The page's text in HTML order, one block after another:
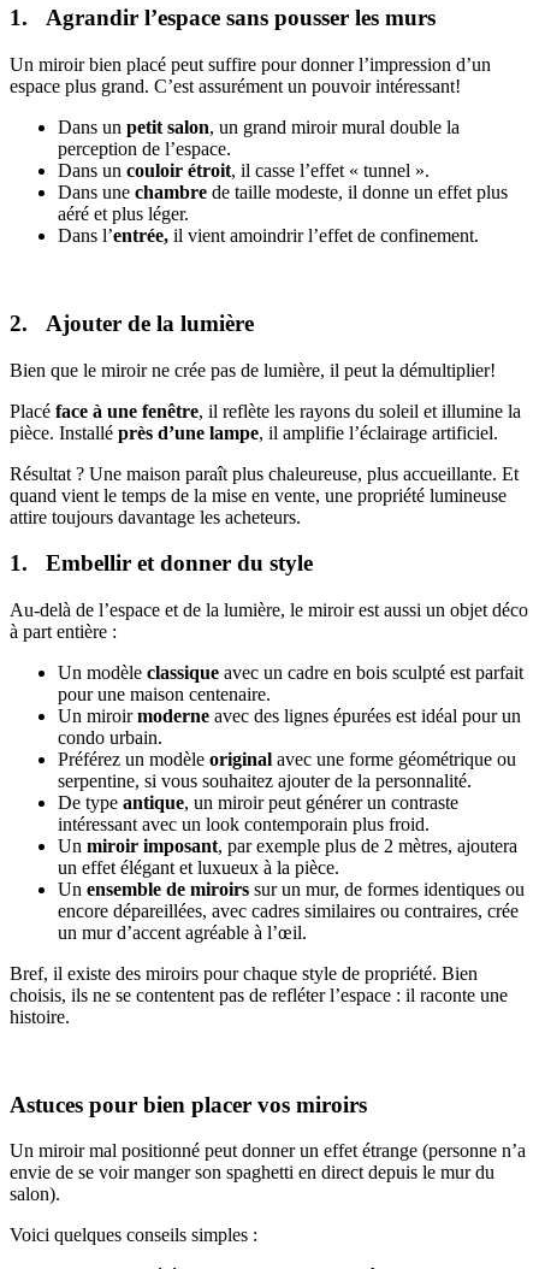
1. Agrandir l’espace sans pousser les murs
Un miroir bien placé peut suffire pour donner l’impression d’un
espace plus grand. C’est assurément un pouvoir intéressant!
Dans un petit salon, un grand miroir mural double la
perception de l’espace.
Dans un couloir étroit, il casse l’effet « tunnel ».
Dans une chambre de taille modeste, il donne un effet plus
aéré et plus léger.
Dans l’entrée, il vient amoindrir l’effet de confinement.
2. Ajouter de la lumière
Bien que le miroir ne crée pas de lumière, il peut la démultiplier!
Placé face à une fenêtre, il reflète les rayons du soleil et illumine la
pièce. Installé près d’une lampe, il amplifie l’éclairage artificiel.
Résultat ? Une maison paraît plus chaleureuse, plus accueillante. Et
quand vient le temps de la mise en vente, une propriété lumineuse
attire toujours davantage les acheteurs.
1. Embellir et donner du style
Au-delà de l’espace et de la lumière, le miroir est aussi un objet déco
à part entière :
Un modèle classique avec un cadre en bois sculpté est parfait
pour une maison centenaire.
Un miroirmoderne avec des lignes épurées est idéal pour un
condo urbain.
Préférez un modèle original avec une forme géométrique ou
serpentine, si vous souhaitez ajouter de la personnalité.
De type antique, un miroir peut générer un contraste
intéressant avec un look contemporain plus froid.
Un miroir imposant, par exemple plus de 2 mètres, ajoutera
un effet élégant et luxueux à la pièce.
Un ensemble de miroirs sur un mur, de formes identiques ou
encore dépareillées, avec cadres similaires ou contraires, crée
un mur d’accent agréable à l’œil.
Bref, il existe des miroirs pour chaque style de propriété. Bien
choisis, ils ne se contentent pas de refléter l’espace : il raconte une
histoire.
Astuces pour bien placer vos miroirs
Un miroir mal positionné peut donner un effet étrange (personne n’a
envie de se voir manger son spaghetti en direct depuis le mur du
salon).
Voici quelques conseils simples :